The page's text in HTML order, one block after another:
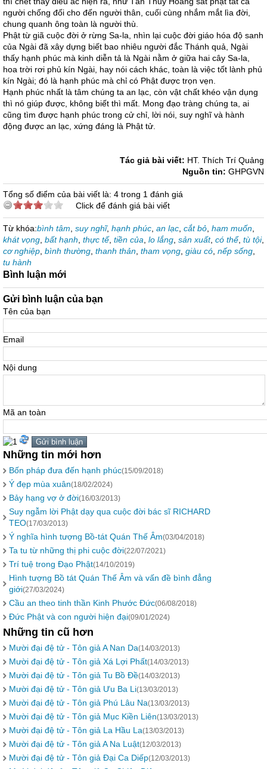
người chống đối cho đến người thân, cuối cùng nhắm mắt lìa đời,
chung quanh ông toàn là người thù.
Phật từ giã cuộc đời ở rừng Sa-la, nhìn lại cuộc đời giáo hóa độ sanh
của Ngài đã xây dựng biết bao nhiêu người đắc Thánh quả, Ngài
thấy hạnh phúc mà kinh diễn tả là Ngài nằm ở giữa hai cây Sa-la,
hoa trời rơi phủ kín Ngài, hay nói cách khác, toàn là việc tốt lành phủ
kín Ngài; đó là hạnh phúc mà chỉ có Phật được trọn vẹn.
Hạnh phúc nhất là tâm chúng ta an lạc, còn vật chất khéo vận dụng
thì nó giúp được, không biết thì mất. Mong đạo tràng chúng ta, ai
cũng tìm được hạnh phúc trong cử chỉ, lời nói, suy nghĩ và hành
động được an lạc, xứng đáng là Phật tử.
Tác giả bài viết: HT. Thích Trí Quảng
Nguồn tin: GHPGVN
Tổng số điểm của bài viết là: 4 trong 1 đánh giá
Click để đánh giá bài viết
Từ khóa:bình tâm suy nghĩ, hạnh phúc an lạc cắt bỏ ham muốn
khát vọng bất hạnh thực tế, tiền của lo lắng sản xuất, có thể, tù tội,
cơ nghiệp bình thường thanh thản tham vọng giàu có nếp sống
tu hành
Bình luận mới
Gửi bình luận của bạn
Tên của bạn
Email
Nội dung
Mã an toàn
Những tin mới hơn
Bốn pháp đưa đến hạnh phúc(15/09/2018)
Ý đẹp mùa xuân(18/02/2024)
Bảy hạng vợ ở đời(16/03/2013)
Suy ngẫm lời Phật dạy qua cuộc đời bác sĩ RICHARD
TEO(17/03/2013)
Ý nghĩa hình tượng Bồ-tát Quán Thế Âm(03/04/2018)
Ta tu từ những thị phi cuộc đời(22/07/2021)
Trí tuệ trong Đạo Phật(14/10/2019)
Hình tượng Bồ tát Quán Thế Âm và vấn đề bình đẳng
giới(27/03/2024)
Cầu an theo tinh thần Kinh Phước Đức(06/08/2018)
Đức Phật và con người hiện đại(09/01/2024)
Những tin cũ hơn
Mười đại đệ tử - Tôn giả A Nan Da(14/03/2013)
Mười đại đệ tử - Tôn giả Xá Lợi Phất(14/03/2013)
Mười đại đệ tử - Tôn giả Tu Bồ Đề(14/03/2013)
Mười đại đệ tử - Tôn giả Ưu Ba Li(13/03/2013)
Mười đại đệ tử - Tôn giả Phú Lâu Na(13/03/2013)
Mười đại đệ tử - Tôn giả Mục Kiền Liên(13/03/2013)
Mười đại đệ tử - Tôn giả La Hầu La(13/03/2013)
Mười đại đệ tử - Tôn giả A Na Luật(12/03/2013)
Mười đại đệ tử - Tôn giả Đại Ca Diếp(12/03/2013)